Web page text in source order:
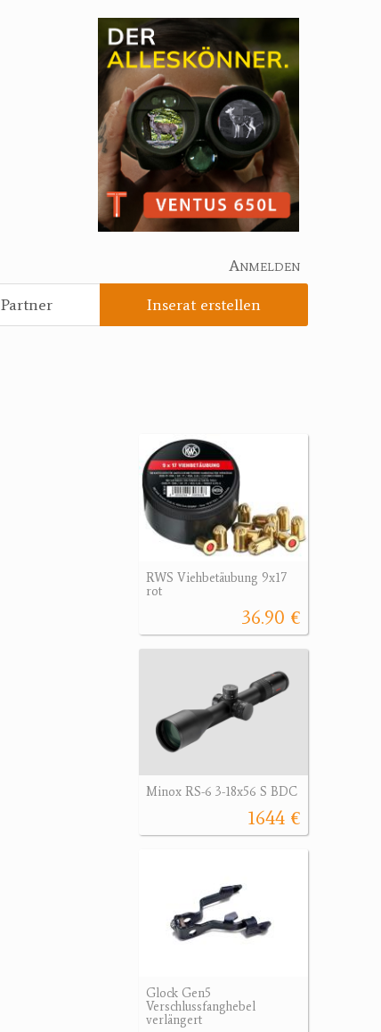
Anmelden
Partner Inserat erstellen
RWS Viehbetäubung 9x17
rot
36.90 €
Minox RS-6 3-18x56 S BDC
1644 €
Glock Gen5
Verschlussfanghebel
verlängert